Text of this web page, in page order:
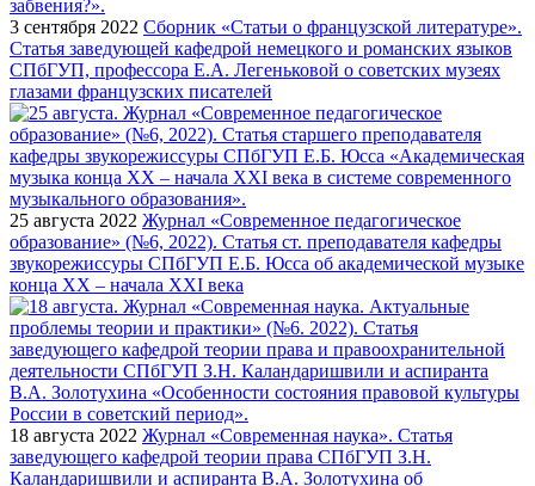
3 сентября 2022 Сборник «Статьи о французской литературе».
Статья заведующей кафедрой немецкого и романских языков
СПбГУП, профессора Е.А. Легеньковой о советских музеях
глазами французских писателей
25 августа 2022 Журнал «Современное педагогическое
образование» (№6, 2022). Статья ст. преподавателя кафедры
звукорежиссуры СПбГУП Е.Б. Юсса об академической музыке
конца ХХ – начала ХХI века
18 августа 2022 Журнал «Современная наука». Статья
заведующего кафедрой теории права СПбГУП З.Н.
Каландаришвили и аспиранта В.А. Золотухина об